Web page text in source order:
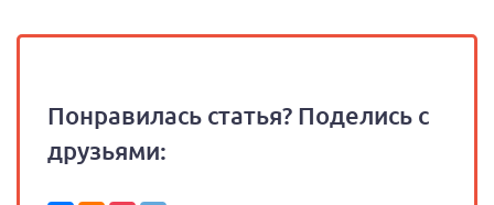
Понравилась статья? Поделись с
друзьями: